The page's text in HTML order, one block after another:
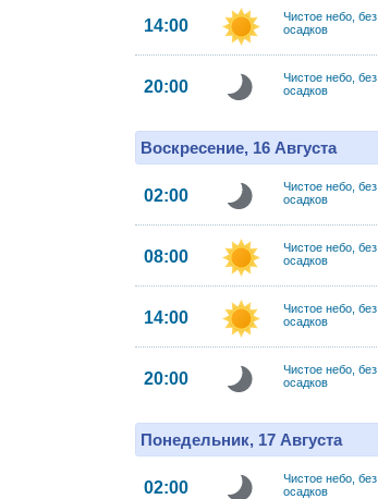
14:00
Чистое небо, без
осадков
20:00
Чистое небо, без
осадков
Воскресение, 16 Августа
02:00
Чистое небо, без
осадков
08:00
Чистое небо, без
осадков
14:00
Чистое небо, без
осадков
20:00
Чистое небо, без
осадков
Понедельник, 17 Августа
02:00
Чистое небо, без
осадков